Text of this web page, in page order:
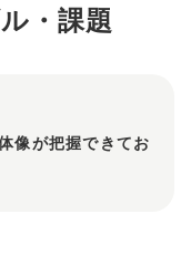
・課題
像が把握できてお